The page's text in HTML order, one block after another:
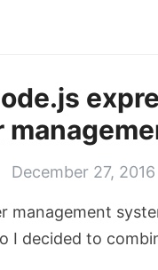
December 27, 2016
management
I decided to